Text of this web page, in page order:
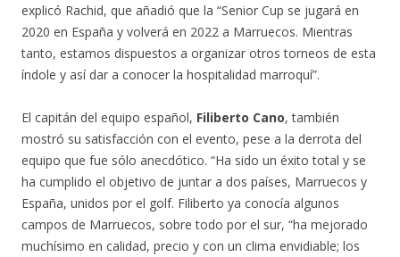
explicó Rachid, que añadió que la “Senior Cup se jugará en
2020 en España y volverá en 2022 a Marruecos. Mientras
tanto, estamos dispuestos a organizar otros torneos de esta
índole y así dar a conocer la hospitalidad marroquí”.
El capitán del equipo español, Filiberto Cano, también
mostró su satisfacción con el evento, pese a la derrota del
equipo que fue sólo anecdótico. “Ha sido un éxito total y se
ha cumplido el objetivo de juntar a dos países, Marruecos y
España, unidos por el golf. Filiberto ya conocía algunos
campos de Marruecos, sobre todo por el sur, “ha mejorado
muchísimo en calidad, precio y con un clima envidiable; los